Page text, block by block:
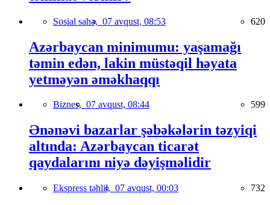
Sosial sahə, 07 avqust, 08:53 620
Azərbaycan minimumu: yaşamağı
təmin edən, lakin müstəqil həyata
yetməyən əməkhaqqı
Biznes, 07 avqust, 08:44 599
Ənənəvi bazarlar şəbəkələrin təzyiqi
altında: Azərbaycan ticarət
qaydalarını niyə dəyişməlidir
Ekspress təhlil, 07 avqust, 00:03 732